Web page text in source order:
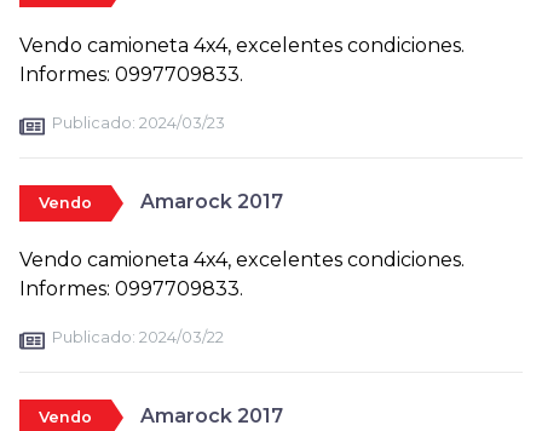
Vendo camioneta 4x4, excelentes condiciones.
Informes: 0997709833.
Publicado: 2024/03/23
Vendo Amarock 2017
Vendo camioneta 4x4, excelentes condiciones.
Informes: 0997709833.
Publicado: 2024/03/22
Vendo Amarock 2017